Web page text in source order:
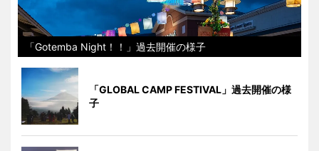
「Gotemba Night！！」過去開催の様子
「GLOBAL CAMP FESTIVAL」過去開催の様
子